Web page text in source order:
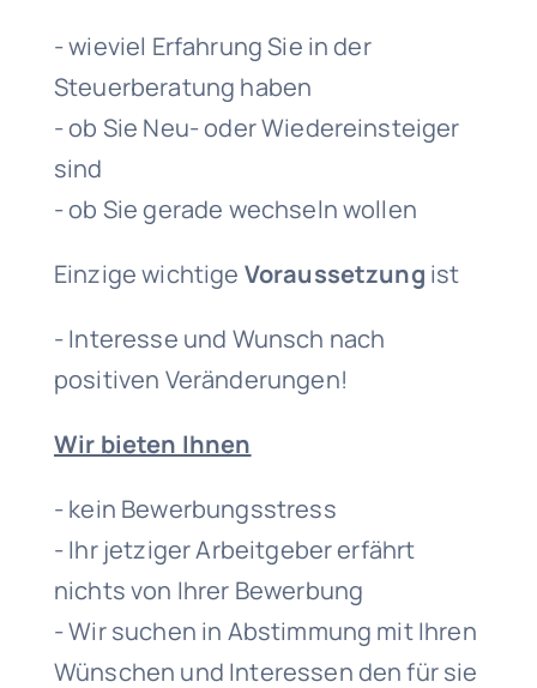
- wieviel Erfahrung Sie in der
Steuerberatung haben
- ob Sie Neu- oder Wiedereinsteiger
sind
- ob Sie gerade wechseln wollen
Einzige wichtige Voraussetzung ist
- Interesse und Wunsch nach
positiven Veränderungen!
Wir bieten Ihnen
- kein Bewerbungsstress
- Ihr jetziger Arbeitgeber erfährt
nichts von Ihrer Bewerbung
- Wir suchen in Abstimmung mit Ihren
Wünschen und Interessen den für sie